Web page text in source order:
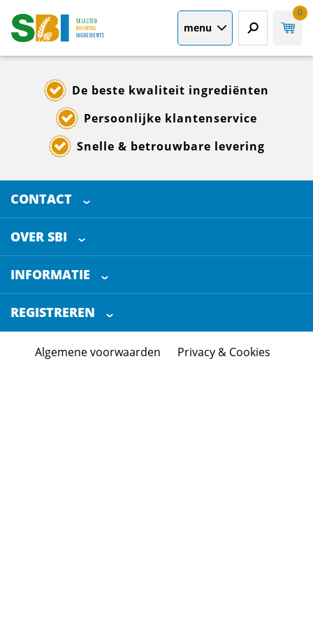
menu
0
De beste kwaliteit ingrediënten
Persoonlijke klantenservice
Snelle & betrouwbare levering
CONTACT
SELECTED BREWING INGREDIENTS
Doornhoek 3880
5465 TBVeghel
The Netherlands
info@sbi4beer.com
OVER SBI
Over ons
Werken bij
INFORMATIE
Klantenservice
Blog
REGISTREREN
Algemene voorwaarden Privacy & Cookies